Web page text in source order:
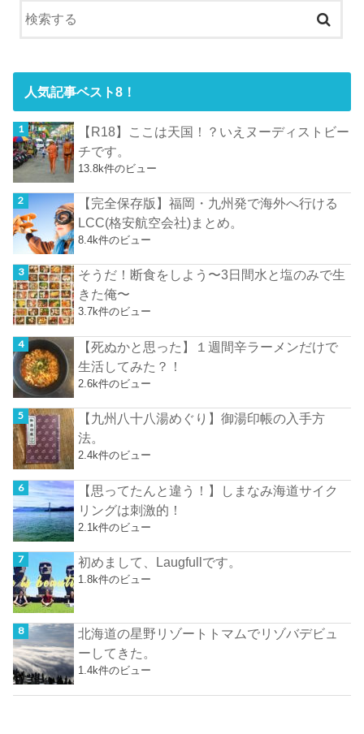
人気記事ベスト8！
【R18】ここは天国！？いえヌーディストビー
チです。
13.8k件のビュー
【完全保存版】福岡・九州発で海外へ行ける
LCC(格安航空会社)まとめ。
8.4k件のビュー
そうだ！断食をしよう〜3日間水と塩のみで生
きた俺〜
3.7k件のビュー
【死ぬかと思った】１週間辛ラーメンだけで
生活してみた？！
2.6k件のビュー
【九州八十八湯めぐり】御湯印帳の入手方
法。
2.4k件のビュー
【思ってたんと違う！】しまなみ海道サイク
リングは刺激的！
2.1k件のビュー
初めまして、Laugfullです。
1.8k件のビュー
北海道の星野リゾートトマムでリゾバデビュ
ーしてきた。
1.4k件のビュー